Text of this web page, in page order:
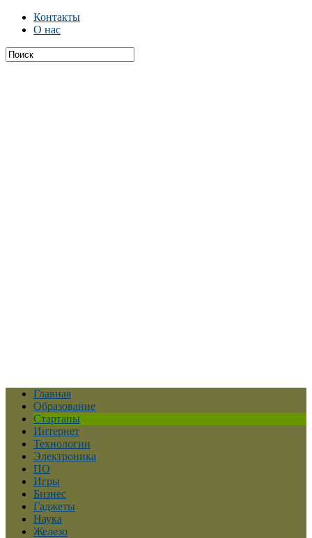
Контакты
О нас
Главная
Образование
Стартапы
Интернет
Технологии
Электроника
ПО
Игры
Бизнес
Гаджеты
Наука
Железо